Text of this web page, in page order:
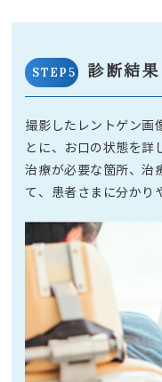
STEP5 診断結
撮影したレントゲン画
とに、お口の状態を詳
治療が必要な箇所、治
て、患者さまに分かり